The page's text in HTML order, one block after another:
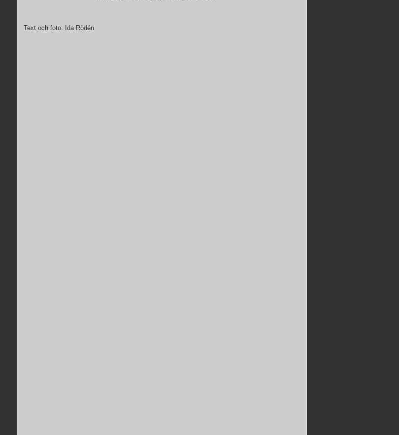
Text och foto: Ida Rödén